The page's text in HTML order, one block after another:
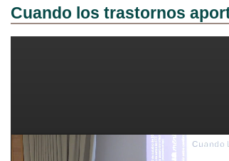
Cuando los trastornos